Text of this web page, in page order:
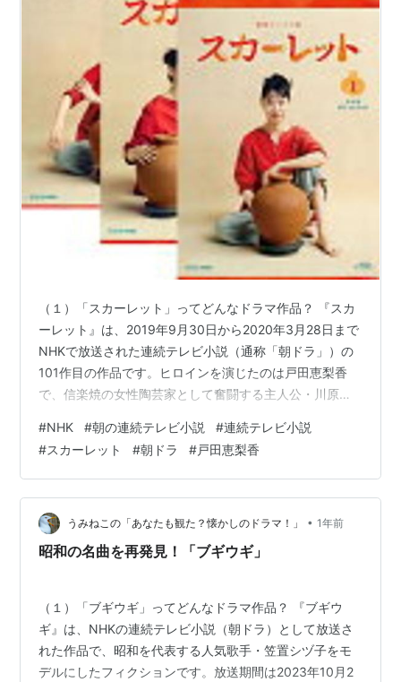
（１）「スカーレット」ってどんなドラマ作品？ 『スカ
ーレット』は、2019年9月30日から2020年3月28日まで
NHKで放送された連続テレビ小説（通称「朝ドラ」）の
101作目の作品です。ヒロインを演じたのは戸田恵梨香
で、信楽焼の女性陶芸家として奮闘する主人公・川原喜
公の成長物語と家族・友情・恋愛が織りなす人間ドラマ
にあります。陶芸の世界を舞台に、女性が活躍すること
が難しかった時代を生き抜く主人公の姿が描かれ、仕事
や家庭の両立、時代の価値観との葛藤など、現代にも通
じるテーマが盛り込まれています。 温かみのあるストー
リーとコミカルなやり取りが特…
#NHK #朝の連続テレビ小説 #連続テレビ小説
#スカーレット #朝ドラ #戸田恵梨香
うみねこの「あなたも観た？懐かしのドラマ！」 • 1年前
昭和の名曲を再発見！「ブギウギ」
（１）「ブギウギ」ってどんなドラマ作品？ 『ブギウ
ギ』は、NHKの連続テレビ小説（朝ドラ）として放送さ
れた作品で、昭和を代表する人気歌手・笠置シヅ子をモ
デルにしたフィクションです。放送期間は2023年10月2